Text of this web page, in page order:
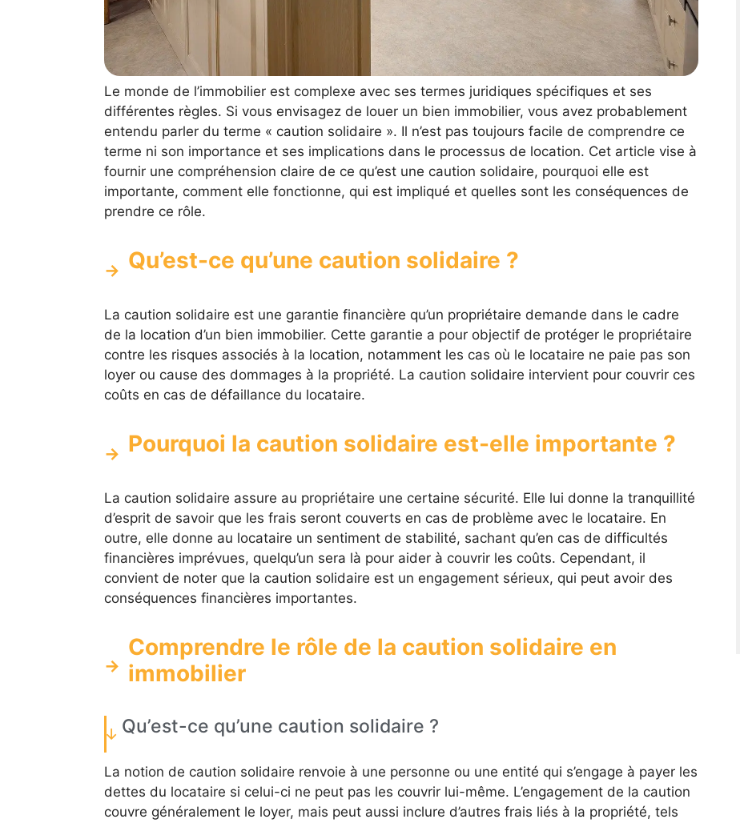
Le monde de l’immobilier est complexe avec ses termes juridiques spécifiques et ses
différentes règles. Si vous envisagez de louer un bien immobilier, vous avez probablement
entendu parler du terme « caution solidaire ». Il n’est pas toujours facile de comprendre ce
terme ni son importance et ses implications dans le processus de location. Cet article vise à
fournir une compréhension claire de ce qu’est une caution solidaire, pourquoi elle est
importante, comment elle fonctionne, qui est impliqué et quelles sont les conséquences de
prendre ce rôle.
Qu’est-ce qu’une caution solidaire ?
La caution solidaire est une garantie financière qu’un propriétaire demande dans le cadre
de la location d’un bien immobilier. Cette garantie a pour objectif de protéger le propriétaire
contre les risques associés à la location, notamment les cas où le locataire ne paie pas son
loyer ou cause des dommages à la propriété. La caution solidaire intervient pour couvrir ces
coûts en cas de défaillance du locataire.
Pourquoi la caution solidaire est-elle importante ?
La caution solidaire assure au propriétaire une certaine sécurité. Elle lui donne la tranquillité
d’esprit de savoir que les frais seront couverts en cas de problème avec le locataire. En
outre, elle donne au locataire un sentiment de stabilité, sachant qu’en cas de difficultés
financières imprévues, quelqu’un sera là pour aider à couvrir les coûts. Cependant, il
convient de noter que la caution solidaire est un engagement sérieux, qui peut avoir des
conséquences financières importantes.
Comprendre le rôle de la caution solidaire en
immobilier
Qu’est-ce qu’une caution solidaire ?
La notion de caution solidaire renvoie à une personne ou une entité qui s’engage à payer les
dettes du locataire si celui-ci ne peut pas les couvrir lui-même. L’engagement de la caution
couvre généralement le loyer, mais peut aussi inclure d’autres frais liés à la propriété, tels